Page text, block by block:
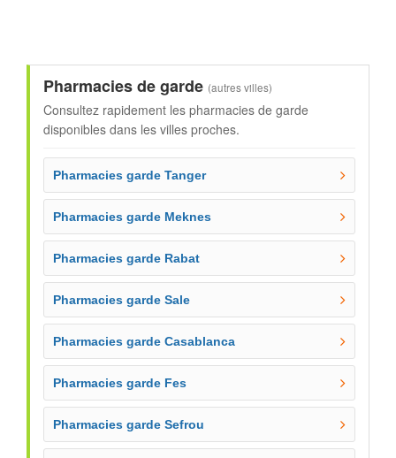
Pharmacies de garde (autres villes)
Consultez rapidement les pharmacies de garde
disponibles dans les villes proches.
Pharmacies garde Tanger
Pharmacies garde Meknes
Pharmacies garde Rabat
Pharmacies garde Sale
Pharmacies garde Casablanca
Pharmacies garde Fes
Pharmacies garde Sefrou